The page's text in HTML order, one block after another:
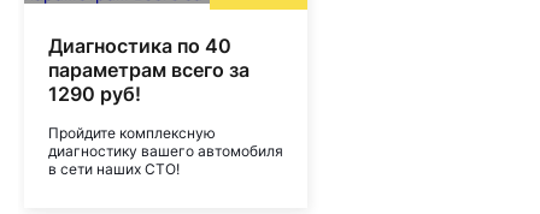
Диагностика по 40
параметрам всего за
1290 руб!
Пройдите комплексную
диагностику вашего автомобиля
в сети наших СТО!